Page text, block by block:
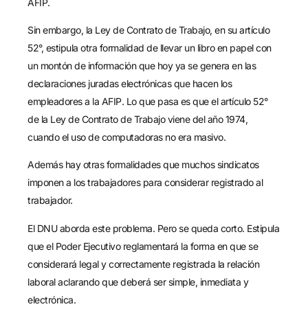
Sin embargo, la Ley de Contrato de Trabajo, en su artículo
52°, estipula otra formalidad de llevar un libro en papel con
un montón de información que hoy ya se genera en las
declaraciones juradas electrónicas que hacen los
empleadores a la AFIP. Lo que pasa es que el artículo 52°
de la Ley de Contrato de Trabajo viene del año 1974,
cuando el uso de computadoras no era masivo.
Además hay otras formalidades que muchos sindicatos
imponen a los trabajadores para considerar registrado al
trabajador.
El DNU aborda este problema. Pero se queda corto. Estipula
que el Poder Ejecutivo reglamentará la forma en que se
considerará legal y correctamente registrada la relación
laboral aclarando que deberá ser simple, inmediata y
electrónica.